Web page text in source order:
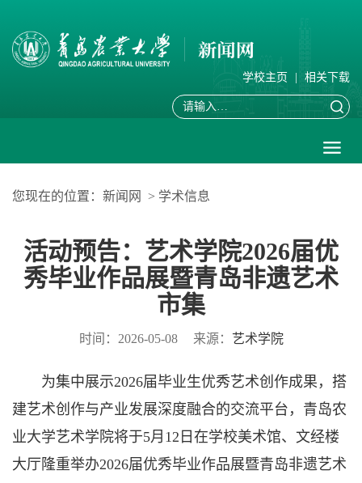
学校主页 相关下载
您现在的位置： 新闻网 > 学术信息
活动预告：艺术学院2026届优
秀毕业作品展暨青岛非遗艺术
市集
时间：2026-05-08 来源： 艺术学院
为集中展示2026届毕业生优秀艺术创作成果，搭
建艺术创作与产业发展深度融合的交流平台，青岛农
业大学艺术学院将于5月12日在学校美术馆、文经楼
大厅隆重举办2026届优秀毕业作品展暨青岛非遗艺术